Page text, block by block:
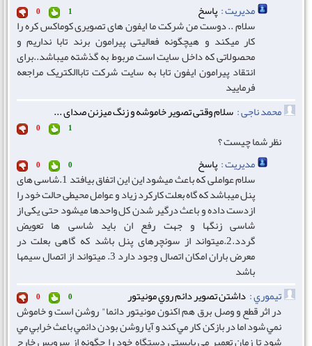
مدیریت :پاسخ 1
0
سلام .. دوست من شرکت ما ایفون های تصویری کوماکس کره را
کار میکند و هیچگونه فعالیتی پیرامون برند تابا نداریم و
محصولاتی که داخل سایت است مربوط به گذشته میباشد..برای
انتقاد پیرامون ایفون تابا به سایت شرکت تاباالکتریک مراجعه
فرمایید
محمد ناجی : سلام وقتی تصویر خاموشه و زنگ میزنن صدای ...
1
0
نظر شما چیست ؟
مدیریت :پاسخ 0
0
سلام عواملی که باعث میشود این این اتفاق بیافتد 1.شاسی های
پنل میباشد که گاه بعلت کارکرد زیاد و عوامل محیطی حالت خود را
ازدست داده و باعث درگیر شدن کل واحدها میشود حتی یکی از
شاسی زنگها و جهت رفع ان باید شاسی ها تعویض
گردد.2.میتواند از سوئچرهای پنل باشد که گاهی بعلت در
معرض باران امکان اتصال وجود دارد 3. میتواند از اتصال سیمها
باشد
تيموري : داشتن تصوير دائم روي مونيتور 0
0
در اثر قطع و وصل برق هم اكنون مونيتور دائما" روشن است و خاموش
نمي شود اما در بازكن كار مي كند و آيا روشن بودن دائمي باعث خرابي مي